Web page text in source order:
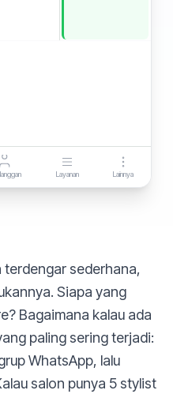
Layanan Lainnya
sederhana,
Siapa yang
Bagaimana kalau ada
paling sering terjadi:
WhatsApp, lalu
salon punya 5 stylist